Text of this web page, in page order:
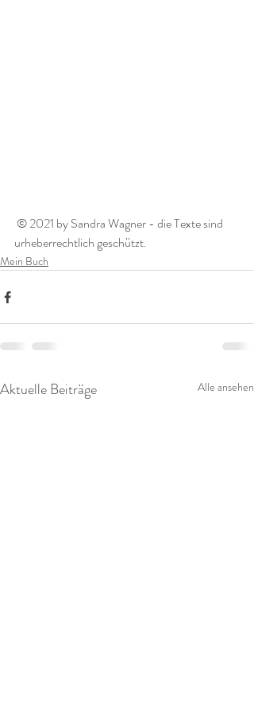
urheberrechtlich geschützt.
Mein Buch
Aktuelle Beiträge Alle ansehen